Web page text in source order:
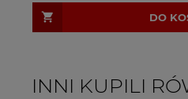
DO
INNI KUPILI